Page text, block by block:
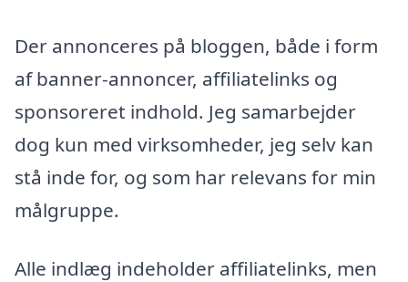
Der annonceres på bloggen, både i form
af banner-annoncer, affiliatelinks og
sponsoreret indhold. Jeg samarbejder
dog kun med virksomheder, jeg selv kan
stå inde for, og som har relevans for min
målgruppe.
Alle indlæg indeholder affiliatelinks, men